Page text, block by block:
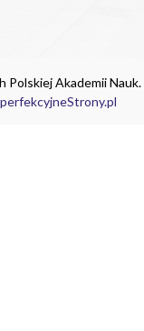
Akademii Nauk.
perfekcyjneStrony.pl